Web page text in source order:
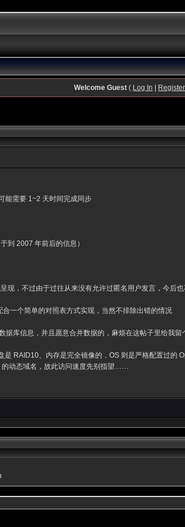
Welcome Guest( Log In Register
能需要 1~2 天时间完成同步
到 2007 年前后的信息）
现，不过由于过往从来没有允许过匿名用户发言，今后
一个简单的对照表方式实现，当然不排除出错的情况
库信息，并且愿意合并数据的，麻烦在这帖子里给我留
RAID10、内存是完全镜像的，OS 则是严格配置过
的动态域名，故此访问速度先别指望……